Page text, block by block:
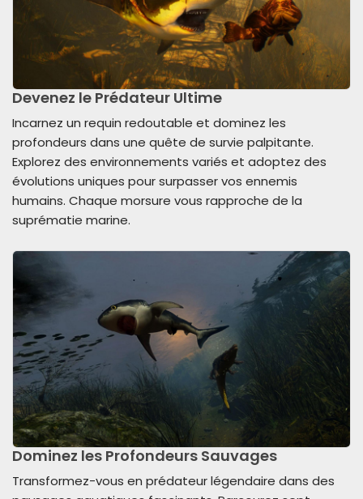
Devenez le Prédateur Ultime
Incarnez un requin redoutable et dominez les
profondeurs dans une quête de survie palpitante.
Explorez des environnements variés et adoptez des
évolutions uniques pour surpasser vos ennemis
humains. Chaque morsure vous rapproche de la
suprématie marine.
Dominez les Profondeurs Sauvages
Transformez-vous en prédateur légendaire dans des